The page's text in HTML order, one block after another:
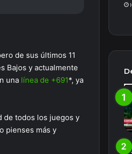
de sus últimos 11
Bajos y actualmente
una línea de +691*, ya
de todos los juegos y
pienses más y